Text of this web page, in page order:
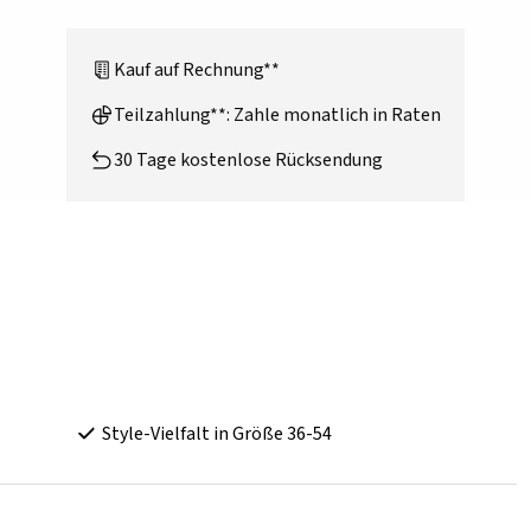
Kauf auf Rechnung**
Teilzahlung**: Zahle monatlich in Raten
30 Tage kostenlose Rücksendung
Style-Vielfalt in Größe 36-54